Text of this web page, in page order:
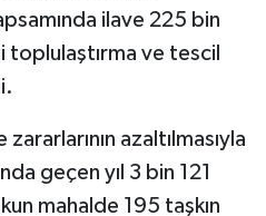
ilave 225 bin
ve tescil
azaltılmasıyla
geçen yıl 3 bin 121
mahalde 195 taşkın